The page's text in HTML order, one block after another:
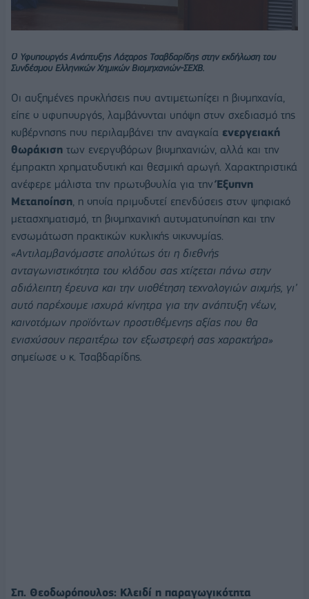
Ο Υφυπουργός ΑνάπτυξηςΛάζαρος Τσαβδαρίδηςστην εκδήλωση του
Συνδέσμου Ελληνικών Χημικών Βιομηχανιών-ΣΕΧΒ.
Οι αυξημένες προκλήσεις που αντιμετωπίζει η βιομηχανία,
είπε ο υφυπουργός, λαμβάνονται υπόψη στον σχεδιασμό της
κυβέρνησης που περιλαμβάνει την αναγκαία ενεργειακή
θωράκιση των ενεργοβόρων βιομηχανιών, αλλά και την
έμπρακτη χρηματοδοτική και θεσμική αρωγή. Χαρακτηριστικά
ανέφερε μάλιστα την πρωτοβουλία για τηνΈξυπνη
Μεταποίηση, η οποία πριμοδοτεί επενδύσεις στον ψηφιακό
μετασχηματισμό, τη βιομηχανική αυτοματοποίηση και την
ενσωμάτωση πρακτικών κυκλικής οικονομίας.
«Αντιλαμβανόμαστε απολύτως ότι η διεθνής
ανταγωνιστικότητα του κλάδου σας χτίζεται πάνω στην
αδιάλειπτη έρευνα και την υιοθέτηση τεχνολογιών αιχμής, γι’
αυτό παρέχουμε ισχυρά κίνητρα για την ανάπτυξη νέων,
καινοτόμων προϊόντων προστιθέμενης αξίας που θα
ενισχύσουν περαιτέρω τον εξωστρεφή σας χαρακτήρα»
σημείωσε ο κ. Τσαβδαρίδης.
Σπ. Θεοδωρόπουλος: Κλειδί η παραγωγικότητα